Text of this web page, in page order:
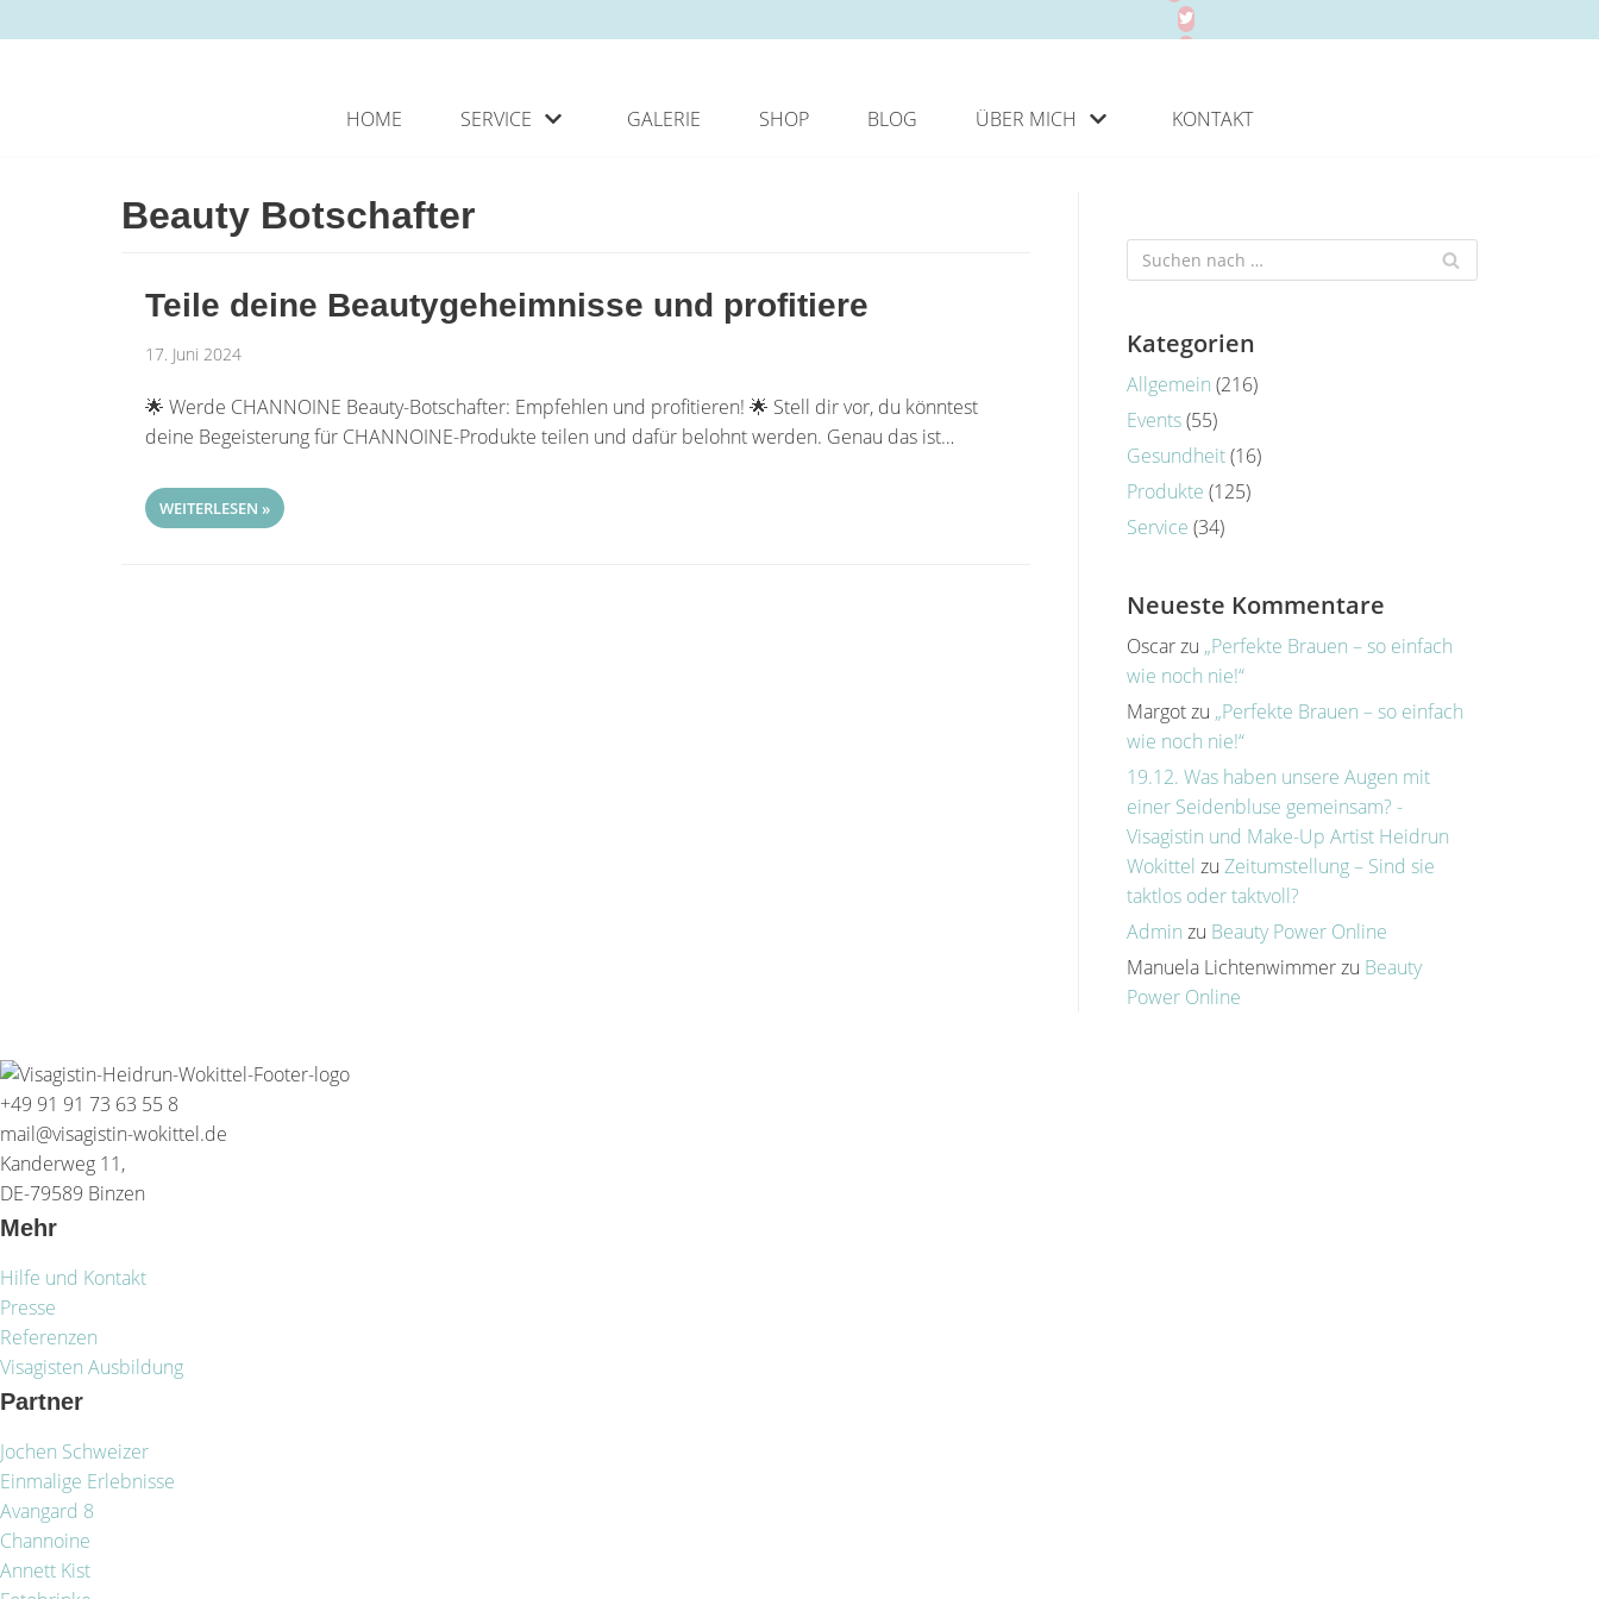
HOME
SERVICE GALERIE SHOP BLOG ÜBER MICH KONTAKT
Beauty Botschafter
Teile deine Beautygeheimnisse und profitiere
17. Juni 2024
🌟 Werde CHANNOINE Beauty-Botschafter: Empfehlen und profitieren! 🌟 Stell dir vor, du könntest
deine Begeisterung für CHANNOINE-Produkte teilen und dafür belohnt werden. Genau das ist…
WEITERLESEN »
Kategorien
Allgemein (216)
Events(55)
Gesundheit(16)
Produkte (125)
Service (34)
Neueste Kommentare
Oscarzu „Perfekte Brauen – so einfach
wie noch nie!“
Margotzu „Perfekte Brauen – so einfach
wie noch nie!“
19.12. Was haben unsere Augen mit
einer Seidenbluse gemeinsam? -
Visagistin und Make-Up Artist Heidrun
Wokittel zu Zeitumstellung – Sind sie
taktlos oder taktvoll?
Admin zu Beauty Power Online
Manuela Lichtenwimmerzu Beauty
Power Online
+49 91 91 73 63 55 8
mail@visagistin-wokittel.de
Kanderweg 11,
DE-79589 Binzen
Mehr
Hilfe und Kontakt
Presse
Referenzen
Visagisten Ausbildung
Partner
Jochen Schweizer
Einmalige Erlebnisse
Avangard 8
Channoine
Annett Kist